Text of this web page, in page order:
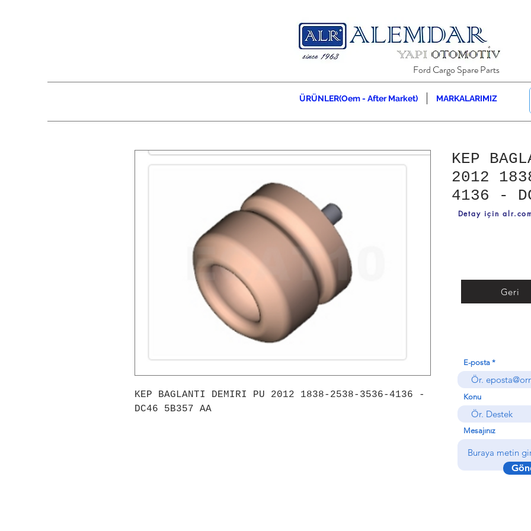
Ford Cargo Spare Parts
ÜRÜNLER(Oem - After Market) MARKALARIMIZ
KEP BAGLANTI DEMIRI PU 2012 1838-2538-3536-4136 -
DC46 5B357 AA
KEP
2012
4136 -
Geri
Detay için
E-posta
Konu
Mesajınız